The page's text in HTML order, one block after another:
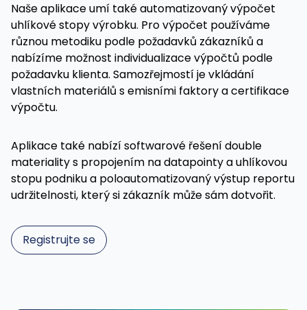
Naše aplikace umí také automatizovaný výpočet
uhlíkové stopy výrobku. Pro výpočet používáme
různou metodiku podle požadavků zákazníků a
nabízíme možnost individualizace výpočtů podle
požadavku klienta. Samozřejmostí je vkládání
vlastních materiálů s emisními faktory a certifikace
výpočtu.
Aplikace také nabízí softwarové řešení double
materiality s propojením na datapointy a uhlíkovou
stopu podniku a poloautomatizovaný výstup reportu
udržitelnosti, který si zákazník může sám dotvořit.
Registrujte se